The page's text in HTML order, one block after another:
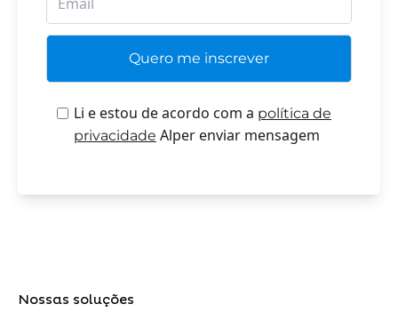
Li e estou de acordo com a política de
privacidade Alper enviar mensagem
Nossas soluções